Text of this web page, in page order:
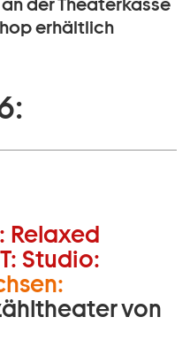
der Theaterkasse
erhältlich
Relaxed
Studio:
von